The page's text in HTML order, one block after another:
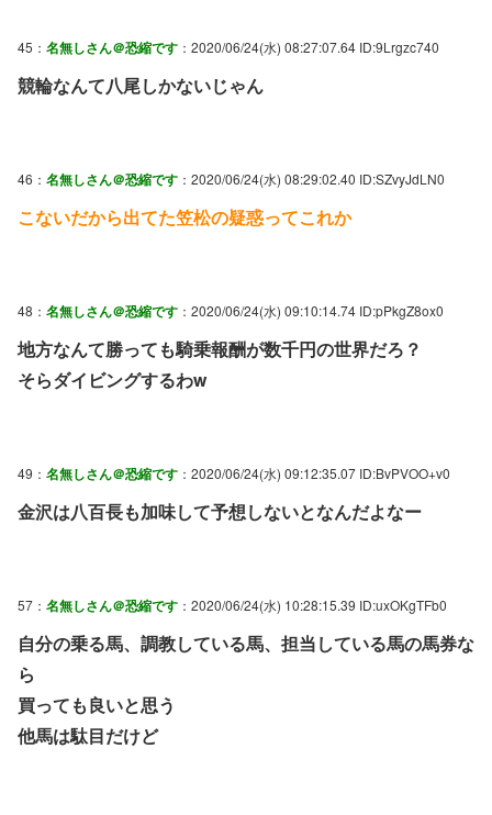
45： 名無しさん＠恐縮です ：2020/06/24(水) 08:27:07.64 ID:9Lrgzc740
競輪なんて八尾しかないじゃん
46： 名無しさん＠恐縮です ：2020/06/24(水) 08:29:02.40 ID:SZvyJdLN0
こないだから出てた笠松の疑惑ってこれか
48： 名無しさん＠恐縮です ：2020/06/24(水) 09:10:14.74 ID:pPkgZ8ox0
地方なんて勝っても騎乗報酬が数千円の世界だろ？
そらダイビングするわw
49： 名無しさん＠恐縮です ：2020/06/24(水) 09:12:35.07 ID:BvPVOO+v0
金沢は八百長も加味して予想しないとなんだよなー
57： 名無しさん＠恐縮です ：2020/06/24(水) 10:28:15.39 ID:uxOKgTFb0
自分の乗る馬、調教している馬、担当している馬の馬券な
ら
買っても良いと思う
他馬は駄目だけど